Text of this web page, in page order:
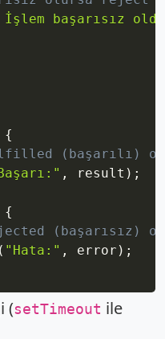
İşlem başarısız
{
(başarılı)
, result ) ;
{
(başarısız)
( "Hata:" , error ) ;
(setTimeout ile